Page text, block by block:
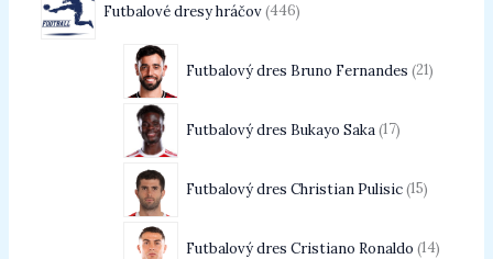
Futbalové dresy hráčov 446
Futbalový dres Bruno Fernandes 21
Futbalový dres Bukayo Saka 17
Futbalový dres Christian Pulisic 15
Futbalový dres Cristiano Ronaldo 14